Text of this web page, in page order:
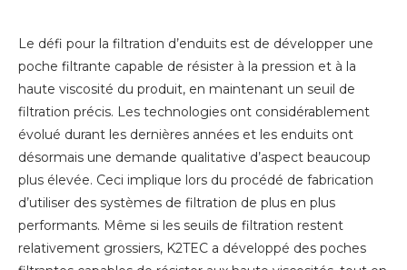
Le défi pour la filtration d’enduits est de développer une
poche filtrante capable de résister à la pression et à la
haute viscosité du produit, en maintenant un seuil de
filtration précis. Les technologies ont considérablement
évolué durant les dernières années et les enduits ont
désormais une demande qualitative d’aspect beaucoup
plus élevée. Ceci implique lors du procédé de fabrication
d’utiliser des systèmes de filtration de plus en plus
performants. Même si les seuils de filtration restent
relativement grossiers, K2TEC a développé des poches